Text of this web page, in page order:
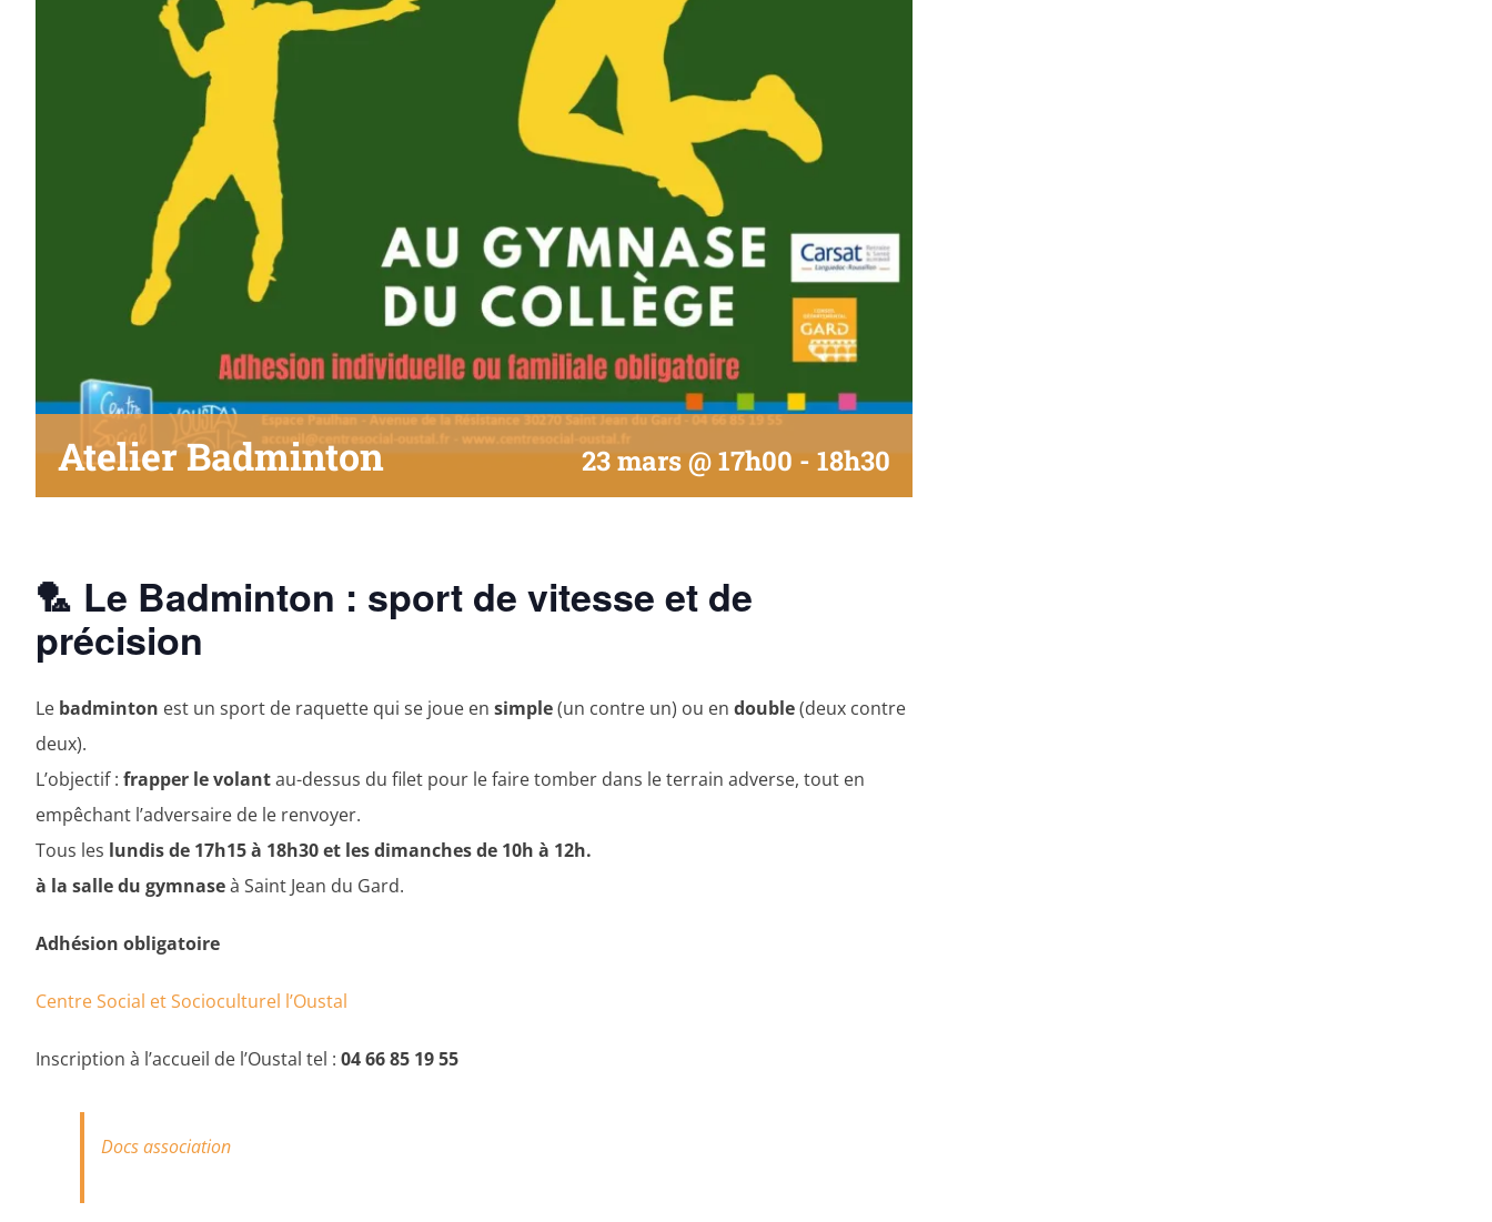
Atelier Badminton 23 mars @ 17h00-18h30
🏸 Le Badminton : sport de vitesse et de
précision
Le badminton est un sport de raquette qui se joue en simple(un contre un) ou en double(deux contre
deux).
L’objectif : frapper le volantau-dessus du filet pour le faire tomber dans le terrain adverse, tout en
empêchant l’adversaire de le renvoyer.
Tous les lundis de 17h15 à 18h30 et les dimanches de 10h à 12h.
à la salle du gymnaseà Saint Jean du Gard.
Adhésion obligatoire
Centre Social et Socioculturel l’Oustal
Inscription à l’accueil de l’Oustal tel : 04 66 85 19 55
Docs association